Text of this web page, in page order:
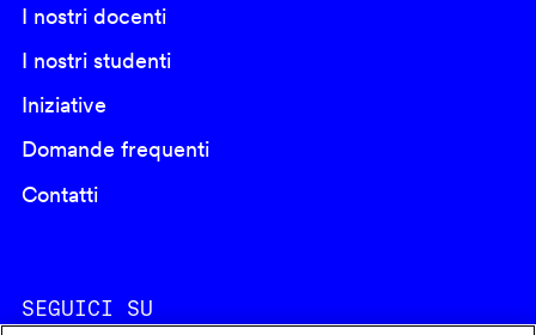
I nostri docenti
I nostri studenti
Iniziative
Domande frequenti
Contatti
SEGUICI SU